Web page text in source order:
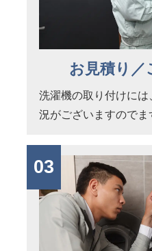
お見積り／
洗濯機の取り付けに
況がございますのでま
03